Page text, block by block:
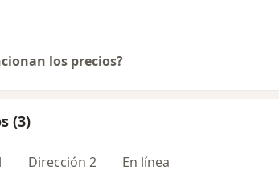
los precios?
(3)
Dirección 2 En línea